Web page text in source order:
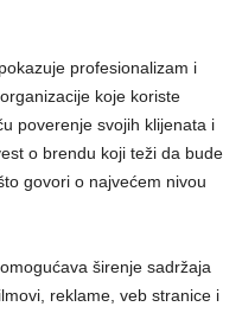
profesionalizam i
koje koriste
poverenje svojih klijenata i
o brendu koji teži da bude
govori o najvećem nivou
širenje sadržaja
reklame, veb stranice i